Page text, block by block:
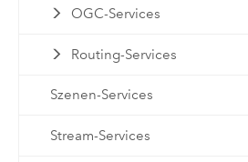
OGC-Services
Routing-Services
Szenen-Services
Stream-Services